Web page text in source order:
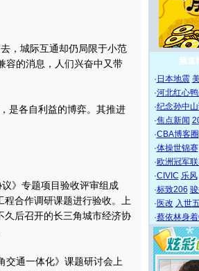
，城际互通却仍局限于小范
容的消息，人们兴奋中又带
是各自利益的博弈。其推进
》专题项目验收评审组成
合作调研课题进行验收。
上
久后召开的长三角城市经济协
通一体化》课题研讨会上
频道
· 日本地震
·河北红心
·纪念孙中
·焦点新闻
·CBA博客圈
·体操世锦赛
·欧洲冠军
·CIVIC 乐风
·标致206
· 医改 入世
·蔡依林身